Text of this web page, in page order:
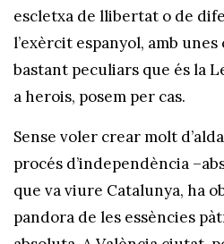
escletxa de llibertat o de
l’exèrcit espanyol, amb
bastant peculiars que és la
a herois, posem per cas.
Sense voler crear molt
procés d’independència
que va viure Catalunya, ha
pandora de les essències